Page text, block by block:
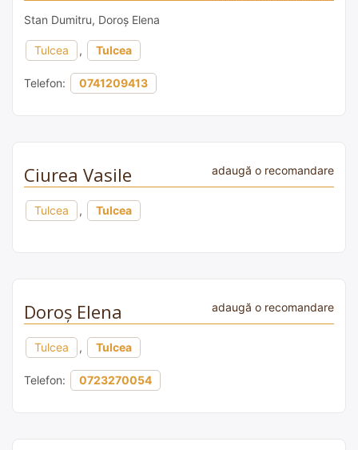
Stan Dumitru, Doroș Elena
Tulcea , Tulcea
Telefon: 0741209413
Ciurea Vasile adaugă o recomandare
Tulcea , Tulcea
Doroș Elena adaugă o recomandare
Tulcea , Tulcea
Telefon: 0723270054